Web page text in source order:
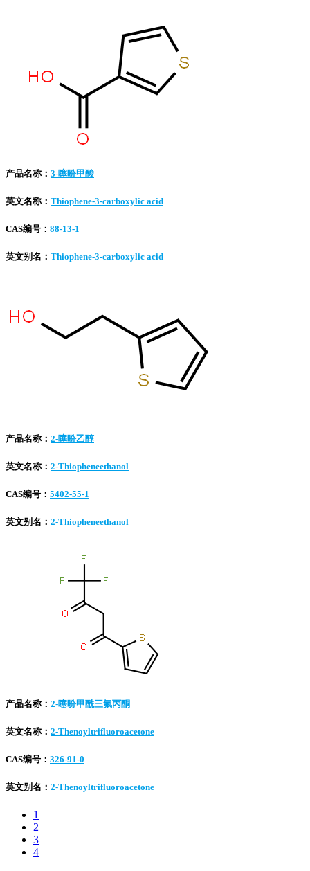
产品名称： 3-噻吩甲酸
英文名称： Thiophene-3-carboxylic acid
CAS编号： 88-13-1
英文别名： Thiophene-3-carboxylic acid
产品名称： 2-噻吩乙醇
英文名称： 2-Thiopheneethanol
CAS编号： 5402-55-1
英文别名： 2-Thiopheneethanol
产品名称： 2-噻吩甲酰三氟丙酮
英文名称： 2-Thenoyltrifluoroacetone
CAS编号： 326-91-0
英文别名： 2-Thenoyltrifluoroacetone
1
2
3
4